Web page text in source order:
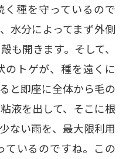
く種を守っているので
水分によってまず外側
も開きます。そして、
のトゲが、種を遠くに
と即座に全体から毛の
液を出して、そこに根
ない雨を、最大限利用
ているのですね。この